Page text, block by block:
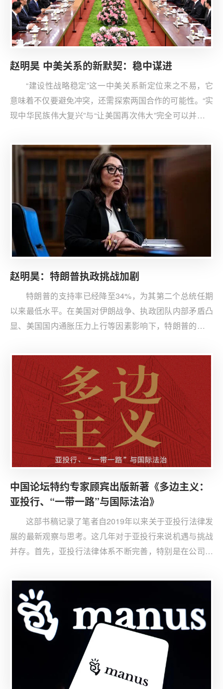
者。
赵明昊 中美关系的新默契：稳中谋进
“建设性战略稳定”这一中美关系新定位来之不易，它
意味着不仅要避免冲突，还需探索两国合作的可能性。“实
现中华民族伟大复兴”与“让美国再次伟大”完全可以并行不
赵明昊：特朗普执政挑战加剧
特朗普的支持率已经降至34%，为其第二个总统任期
以来最低水平。在美国对伊朗战争、执政团队内部矛盾凸
显、美国国内通胀压力上行等因素影响下，特朗普的执政
中国论坛特约专家顾宾出版新著《多边主义：
亚投行、“一带一路”与国际法治》
这部书稿记录了笔者自2019年以来关于亚投行法律发
展的最新观察与思考。这几年对于亚投行来说机遇与挑战
并存。首先，亚投行法律体系不断完善，特别是在公司治
此同时，新冠疫情给亚投行造成了巨大挑战，项目进展受
阻、人员流动受阻；俄乌冲突带来项目管理、国际职员管
理的地缘政治风险；气候变化使得人类生存环境进一步恶
化，也要求亚投行积极参与回应。鉴于此，亚投行发布
《中长期发展战略》，把“绿色基建”“区域联通”“智能基
建”“动员私人资本”作为投资重点；建立200亿美元“危机恢
复基金”应对疫情冲击与公共卫生危机；创新并引领国际资
本市场ESG投资。正如亚投行创始行长金立群所言，这几